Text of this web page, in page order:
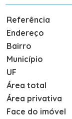
Referência
Endereço
Bairro
Município
UF
Área total
Área privativa
Face do imóvel